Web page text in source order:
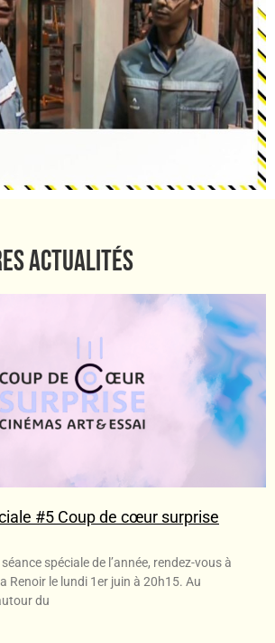
ACTUALITÉS
#5 Coup de cœur surprise
spéciale de l’année, rendez-vous à
Renoir le lundi 1er juin à 20h15. Au
du